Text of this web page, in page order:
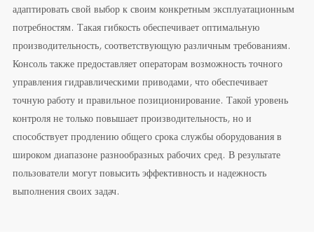
адаптировать свой выбор к своим конкретным эксплуатационным
потребностям. Такая гибкость обеспечивает оптимальную
производительность, соответствующую различным требованиям.
Консоль также предоставляет операторам возможность точного
управления гидравлическими приводами, что обеспечивает
точную работу и правильное позиционирование. Такой уровень
контроля не только повышает производительность, но и
способствует продлению общего срока службы оборудования в
широком диапазоне разнообразных рабочих сред. В результате
пользователи могут повысить эффективность и надежность
выполнения своих задач.